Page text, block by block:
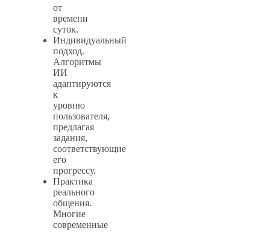
от
времени
суток.
Индивидуальный
подход.
Алгоритмы
ИИ
адаптируются
к
уровню
пользователя,
предлагая
задания,
соответствующие
его
прогрессу.
Практика
реального
общения.
Многие
современные